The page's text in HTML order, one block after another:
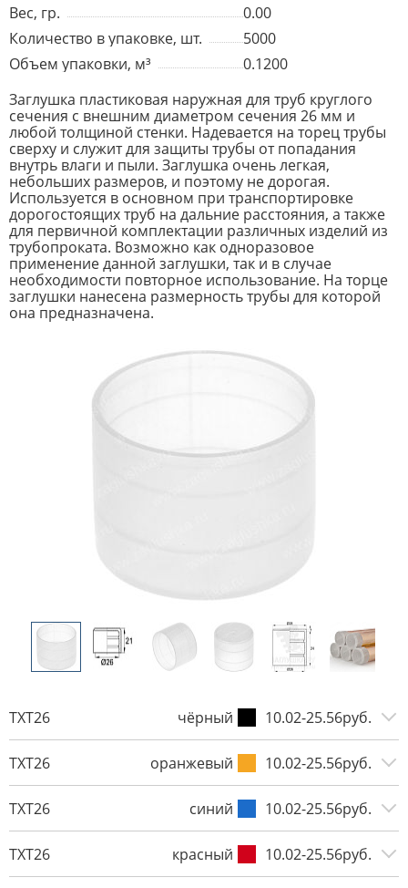
Вес, гр.
0.00
Количество в упаковке, шт.
5000
Объем упаковки, м³
0.1200
Заглушка пластиковая наружная для труб круглого
сечения с внешним диаметром сечения 26 мм и
любой толщиной стенки. Надевается на торец трубы
сверху и служит для защиты трубы от попадания
внутрь влаги и пыли. Заглушка очень легкая,
небольших размеров, и поэтому не дорогая.
Используется в основном при транспортировке
дорогостоящих труб на дальние расстояния, а также
для первичной комплектации различных изделий из
трубопроката. Возможно как одноразовое
применение данной заглушки, так и в случае
необходимости повторное использование. На торце
заглушки нанесена размерность трубы для которой
она предназначена.
TXT26 чёрный 10.02-25.56руб.
TXT26 оранжевый 10.02-25.56руб.
TXT26 синий 10.02-25.56руб.
TXT26 красный 10.02-25.56руб.